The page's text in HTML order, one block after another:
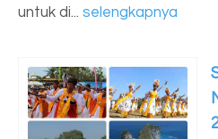
untuk di... selengkapnya